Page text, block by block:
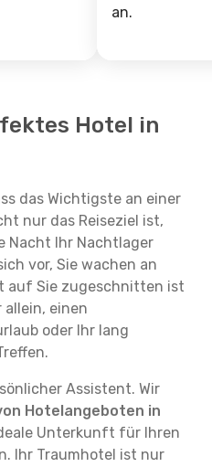
an.
Hotel in
das Wichtigste an einer
nur das Reiseziel ist,
Nacht Ihr Nachtlager
vor, Sie wachen an
auf Sie zugeschnitten ist
allein, einen
oder Ihr lang
Assistent. Wir
Hotelangeboten in
Unterkunft für Ihren
Ihr Traumhotel ist nur